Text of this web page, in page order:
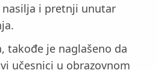
i pretnji unutar
takođe je naglašeno da
učesnici u obrazovnom